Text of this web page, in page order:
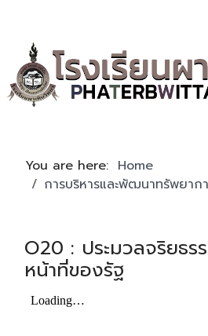
You are here: Home
การบริหารและพัฒนาทรัพยาก
O20 : ประมวลจริยธร
หน้าที่ของรัฐ